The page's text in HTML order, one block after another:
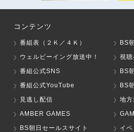
コンテンツ
番組表（２Ｋ／４Ｋ）
BS
ウェルビーイング放送中！
視聴
番組公式SNS
BS
番組公式YouTube
BS
見逃し配信
地方
AMBER GAMES
BS朝日セールスサイト
イベ